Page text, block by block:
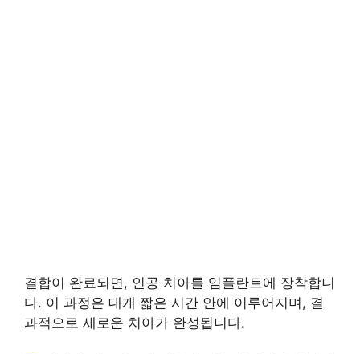
결합이 완료되면, 인공 치아를 임플란트에 장착합니
다. 이 과정은 대개 짧은 시간 안에 이루어지며, 결
과적으로 새로운 치아가 완성됩니다.